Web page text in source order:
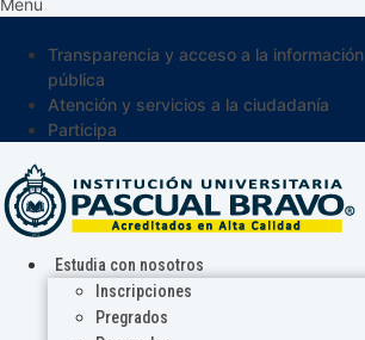
Menu
Transparencia y acceso a la información
pública
Atención y servicios a la ciudadanía
Participa
Estudia con nosotros
Inscripciones
Pregrados